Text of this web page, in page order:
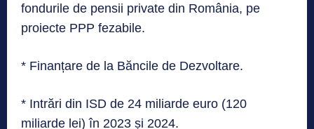
fondurile de pensii private din România, pe
proiecte PPP fezabile.
* Finanțare de la Băncile de Dezvoltare.
* Intrări din ISD de 24 miliarde euro (120
miliarde lei) în 2023 și 2024.